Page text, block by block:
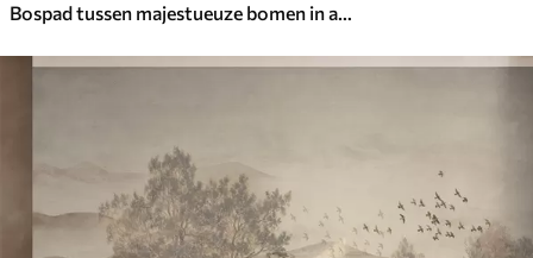
Bospad tussen majestueuze bomen in aquarelstijl